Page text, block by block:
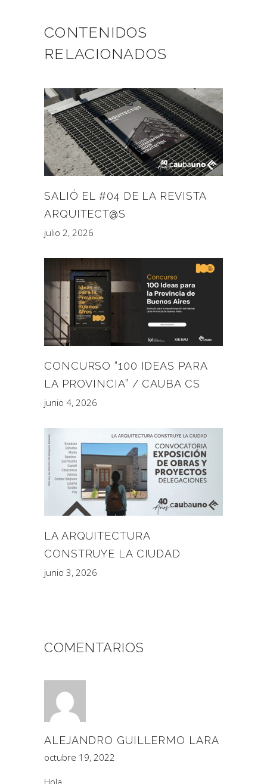
CONTENIDOS
RELACIONADOS
SALIÓ EL #04 DE LA REVISTA
ARQUITECT@S
julio 2, 2026
CONCURSO “100 IDEAS PARA
LA PROVINCIA” / CAUBA CS
junio 4, 2026
LA ARQUITECTURA
CONSTRUYE LA CIUDAD
junio 3, 2026
COMENTARIOS
ALEJANDRO GUILLERMO LARA
octubre 19, 2022